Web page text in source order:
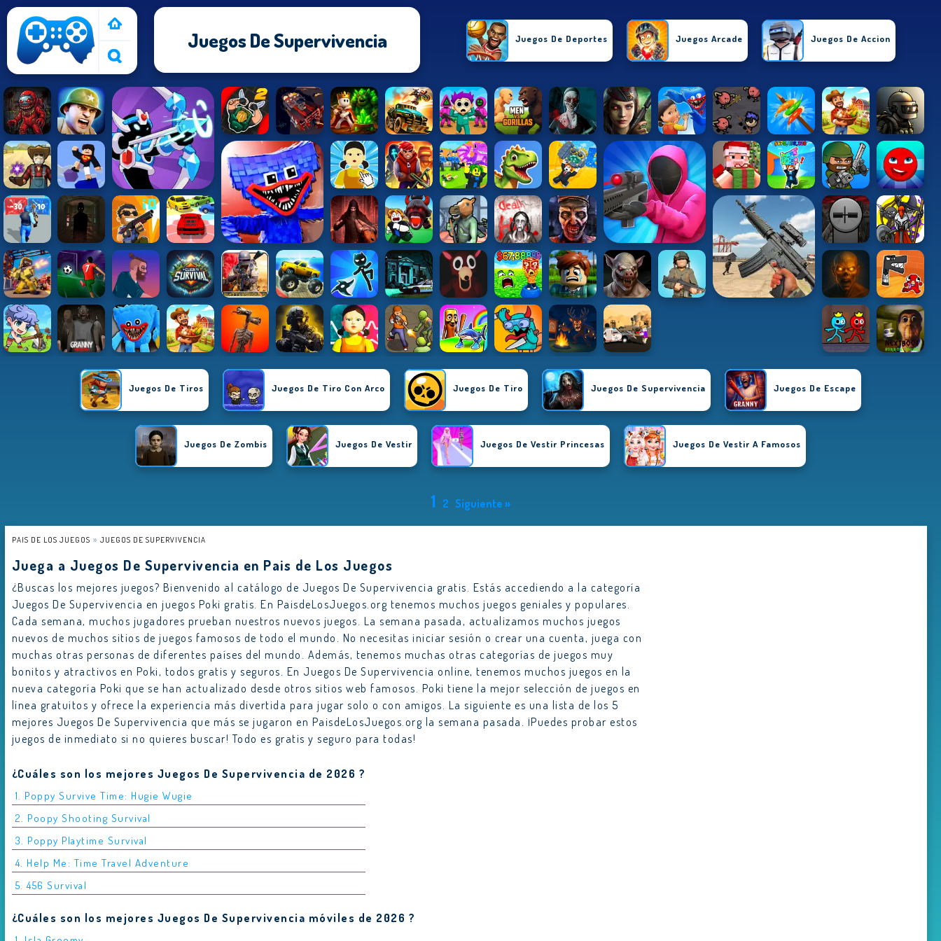
Juegos De Supervivencia Juegos De Deportes Juegos Arcade Juegos De Accion
Juegos De Habilidades Juegos De Chicas Juegos De Puzzle
Juegos De Carrera
Juegos De Tiros Juegos De Tiro Con Arco Juegos De Tiro Juegos De Supervivencia Juegos De Escape
Juegos De Zombis Juegos De Vestir Juegos De Vestir Princesas Juegos De Vestir A Famosos
1 2 Siguiente »
PAIS DE LOS JUEGOS JUEGOS DE SUPERVIVENCIA
Juega a Juegos De Supervivencia en Pais de Los Juegos
¿Buscas los mejores juegos? Bienvenido al catálogo de Juegos De Supervivencia gratis. Estás accediendo a la categoría
Juegos De Supervivencia en juegos Poki gratis. En PaisdeLosJuegos.org tenemos muchos juegos geniales y populares.
Cada semana, muchos jugadores prueban nuestros nuevos juegos. La semana pasada, actualizamos muchos juegos
nuevos de muchos sitios de juegos famosos de todo el mundo. No necesitas iniciar sesión o crear una cuenta, juega con
muchas otras personas de diferentes países del mundo. Además, tenemos muchas otras categorías de juegos muy
bonitos y atractivos en Poki, todos gratis y seguros. En Juegos De Supervivencia online, tenemos muchos juegos en la
nueva categoría Poki que se han actualizado desde otros sitios web famosos. Poki tiene la mejor selección de juegos en
línea gratuitos y ofrece la experiencia más divertida para jugar solo o con amigos. La siguiente es una lista de los 5
mejores Juegos De Supervivencia que más se jugaron en PaisdeLosJuegos.org la semana pasada. ¡Puedes probar estos
juegos de inmediato si no quieres buscar! Todo es gratis y seguro para todas!
¿Cuáles son los mejores Juegos De Supervivencia de 2026 ?
1. Poppy Survive Time: Hugie Wugie
2. Poopy Shooting Survival
3. Poppy Playtime Survival
4. Help Me: Time Travel Adventure
5. 456 Survival
¿Cuáles son los mejores Juegos De Supervivencia móviles de 2026 ?